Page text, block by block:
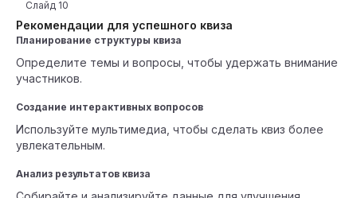
Рекомендации для успешного квиза
Слайд 10
Планирование структуры квиза
Определите темы и вопросы, чтобы удержать внимание
участников.
Создание интерактивных вопросов
Используйте мультимедиа, чтобы сделать квиз более
увлекательным.
Анализ результатов квиза